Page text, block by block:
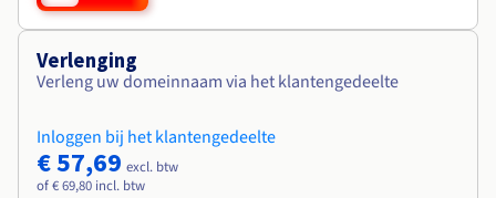
Verlenging
Verleng uw domeinnaam via het klantengedeelte
Inloggen bij het klantengedeelte
€ 57,69 excl. btw
of € 69,80 incl. btw